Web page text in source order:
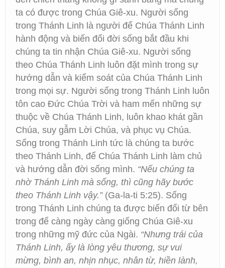
ta có được trong Chúa Giê-xu. Người sống
trong Thánh Linh là người để Chúa Thánh Linh
hành động và biến đổi đời sống bắt đầu khi
chúng ta tin nhận Chúa Giê-xu. Người sống
theo Chúa Thánh Linh luôn đặt mình trong sự
hướng dẫn và kiểm soát của Chúa Thánh Linh
trong mọi sự. Người sống trong Thánh Linh luôn
tôn cao Đức Chúa Trời và ham mến những sự
thuộc về Chúa Thánh Linh, luôn khao khát gần
Chúa, suy gẫm Lời Chúa, và phục vụ Chúa.
Sống trong Thánh Linh tức là chúng ta bước
theo Thánh Linh, để Chúa Thánh Linh làm chủ
và hướng dẫn đời sống mình. “Nếu chúng ta
nhờ Thánh Linh mà sống, thì cũng hãy bước
theo Thánh Linh vậy.”(Ga-la-ti 5:25). Sống
trong Thánh Linh chúng ta được biến đổi từ bên
trong để càng ngày càng giống Chúa Giê-xu
trong những mỹ đức của Ngài. “Nhưng trái của
Thánh Linh, ấy là lòng yêu thương, sự vui
mừng, bình an, nhịn nhục, nhân từ, hiền lành,